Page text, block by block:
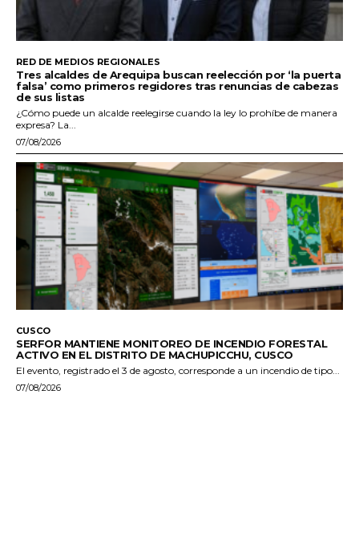
RED DE MEDIOS REGIONALES
Tres alcaldes de Arequipa buscan reelección por ‘la puerta
falsa’ como primeros regidores tras renuncias de cabezas
de sus listas
¿Cómo puede un alcalde reelegirse cuando la ley lo prohíbe de manera
expresa? La...
07/08/2026
CUSCO
SERFOR MANTIENE MONITOREO DE INCENDIO FORESTAL
ACTIVO EN EL DISTRITO DE MACHUPICCHU, CUSCO
El evento, registrado el 3 de agosto, corresponde a un incendio de tipo...
07/08/2026